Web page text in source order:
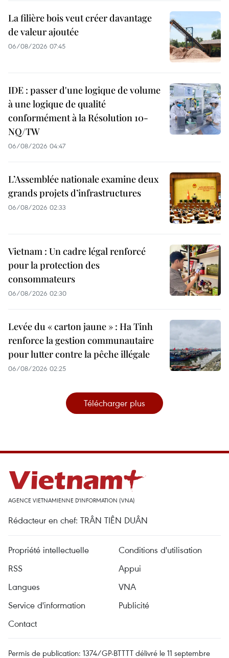
La filière bois veut créer davantage
de valeur ajoutée
06/08/2026 07:45
IDE : passer d'une logique de volume
à une logique de qualité
conformément à la Résolution 10-
NQ/TW
06/08/2026 04:47
L’Assemblée nationale examine deux
grands projets d’infrastructures
06/08/2026 02:33
Vietnam : Un cadre légal renforcé
pour la protection des
consommateurs
06/08/2026 02:30
Levée du « carton jaune » : Ha Tinh
renforce la gestion communautaire
pour lutter contre la pêche illégale
06/08/2026 02:25
Télécharger plus
AGENCE VIETNAMIENNE D'INFORMATION (VNA)
Rédacteur en chef: TRÂN TIÊN DUÂN
Propriété intellectuelle
Conditions d'utilisation
RSS
Appui
Langues
VNA
Service d'information
Publicité
Contact
Permis de publication: 1374/GP-BTTTT délivré le 11 septembre